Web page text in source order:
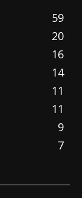
59
20
16
14
11
11
9
7